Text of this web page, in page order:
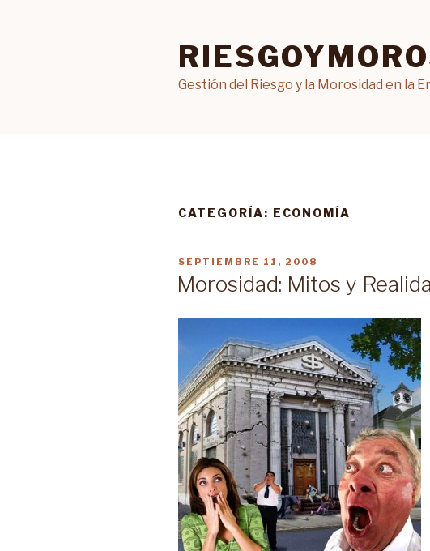
Gestión del Riesgo y la Morosidad en la
CATEGORÍA: ECONOMÍA
PUBLICADO
EN
SEPTIEMBRE 11, 2008
Morosidad: Mitos y